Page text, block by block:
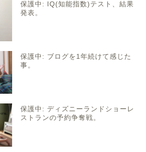
保護中: IQ(知能指数)テスト、結果
発表。
保護中: ブログを1年続けて感じた
事。
保護中: ディズニーランドショーレ
ストランの予約争奪戦。